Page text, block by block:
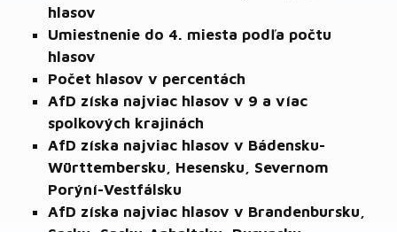
hlasov
Umiestnenie do 4. miesta podľa počtu
hlasov
Počet hlasov v percentách
AfD získa najviac hlasov v 9 a víac
spolkových krajinách
AfD získa najviac hlasov v Bádensku-
Württembersku, Hesensku, Severnom
Porýní-Vestfálsku
AfD získa najviac hlasov v Brandenbursku,